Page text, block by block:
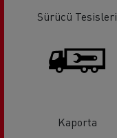
Sürücü Tesisleri
Kaporta